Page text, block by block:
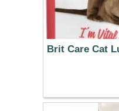
Brit Care Cat